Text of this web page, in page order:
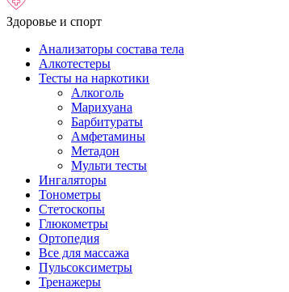
Здоровье и спорт
Анализаторы состава тела
Алкотестеры
Тесты на наркотики
Алкоголь
Марихуана
Барбитураты
Амфетамины
Метадон
Мульти тесты
Ингаляторы
Тонометры
Стетоскопы
Глюкометры
Ортопедия
Все для массажа
Пульсоксиметры
Тренажеры